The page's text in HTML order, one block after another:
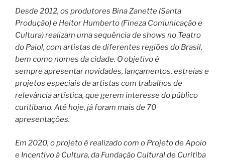
Desde 2012, os produtores Bina Zanette (Santa
Produção) e Heitor Humberto (Fineza Comunicação e
Cultura) realizam uma sequência de shows no Teatro
do Paiol, com artistas de diferentes regiões do Brasil,
bem como nomes da cidade. O objetivo é
sempre apresentar novidades, lançamentos, estreias e
projetos especiais de artistas com trabalhos de
relevância artística, que gerem interesse do público
curitibano. Até hoje, já foram mais de 70
apresentações.
Em 2020, o projeto é realizado com o Projeto de Apoio
e Incentivo à Cultura, da Fundação Cultural de Curitiba